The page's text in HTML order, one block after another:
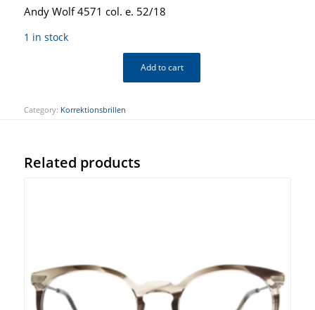
Andy Wolf 4571 col. e. 52/18
1 in stock
Add to cart
Category: Korrektionsbrillen
Related products